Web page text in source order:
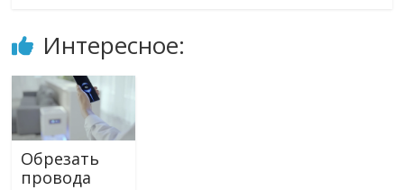
Интересное:
Обрезать
провода